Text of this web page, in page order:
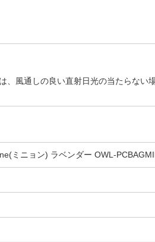
風通しの良い直射日光の当たらない
ミニョン) ラベンダー OWL-